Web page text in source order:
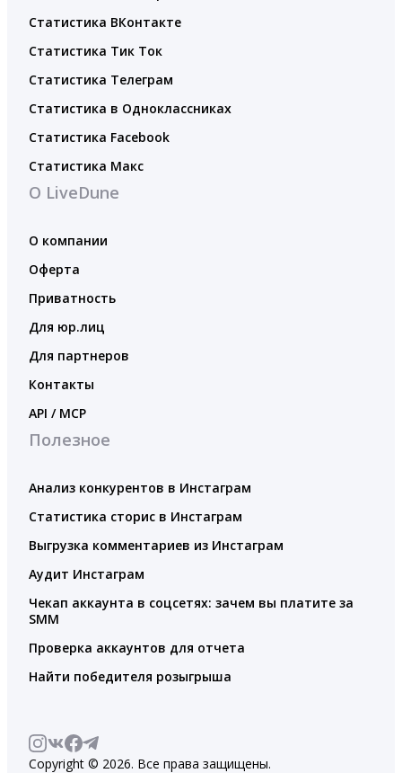
Статистика ВКонтакте
Статистика Тик Ток
Статистика Телеграм
Статистика в Одноклассниках
Статистика Facebook
Статистика Макс
О LiveDune
О компании
Оферта
Приватность
Для юр.лиц
Для партнеров
Контакты
API / MCP
Полезное
Анализ конкурентов в Инстаграм
Статистика сторис в Инстаграм
Выгрузка комментариев из Инстаграм
Аудит Инстаграм
Чекап аккаунта в соцсетях: зачем вы платите за
SMM
Проверка аккаунтов для отчета
Найти победителя розыгрыша
Copyright © 2026. Все права защищены.